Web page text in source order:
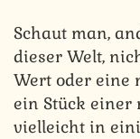
Schaut man,
dieser Welt,
Wert oder eine
ein Stück
vielleicht in